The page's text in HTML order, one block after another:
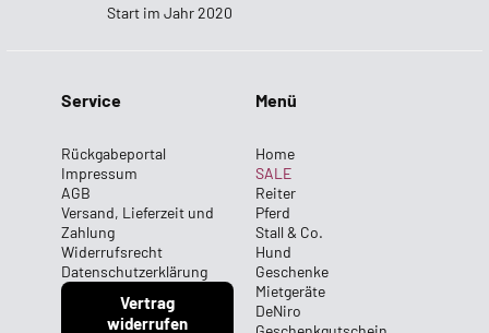
Start im Jahr 2020
Service
Rückgabeportal
Impressum
AGB
Versand, Lieferzeit und
Zahlung
Widerrufsrecht
Datenschutzerklärung
Vertrag
widerrufen
Menü
Home
SALE
Reiter
Pferd
Stall & Co.
Hund
Geschenke
Mietgeräte
DeNiro